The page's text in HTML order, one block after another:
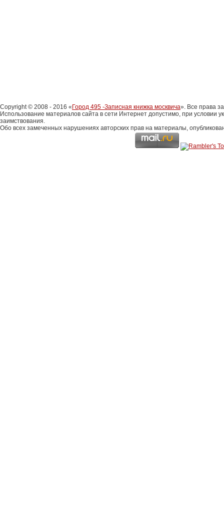
Copyright © 2008 - 2016 « Город 495 -Записная книжка москвича». Все права
Использование материалов сайта в сети Интернет допустимо, при условии
заимствования.
Обо всех замеченных нарушениях авторских прав на материалы,